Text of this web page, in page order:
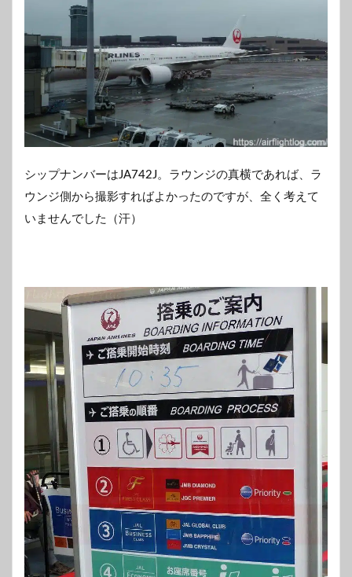
シップナンバーはJA742J。ラウンジの真横であれば、ラ
ウンジ側から撮影すればよかったのですが、全く考えて
いませんでした（汗）